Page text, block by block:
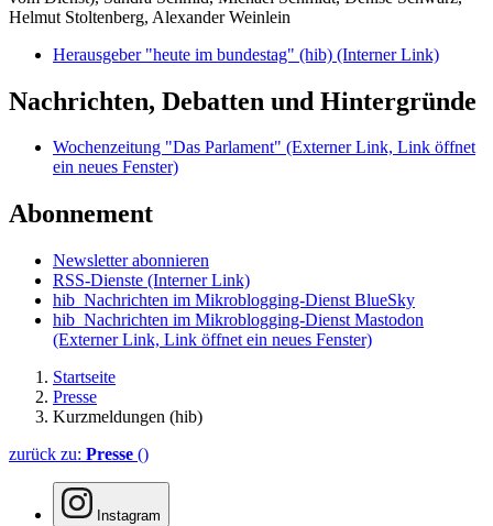
Helmut Stoltenberg, Alexander Weinlein
Herausgeber "heute im bundestag" (hib) (Interner Link)
Nachrichten, Debatten und Hintergründe
Wochenzeitung "Das Parlament" (Externer Link, Link öffnet
ein neues Fenster)
Abonnement
Newsletter abonnieren
RSS-Dienste (Interner Link)
hib_Nachrichten im Mikroblogging-Dienst BlueSky
hib_Nachrichten im Mikroblogging-Dienst Mastodon
(Externer Link, Link öffnet ein neues Fenster)
Startseite
Presse
Kurzmeldungen (hib)
zurück zu: Presse ()
Instagram